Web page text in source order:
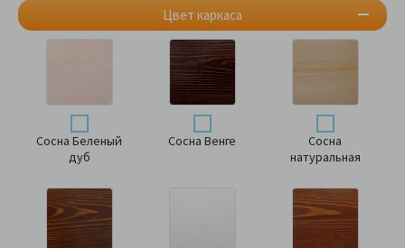
Цвет каркаса
Сосна Беленый
дуб
Сосна Венге
Сосна
натуральная